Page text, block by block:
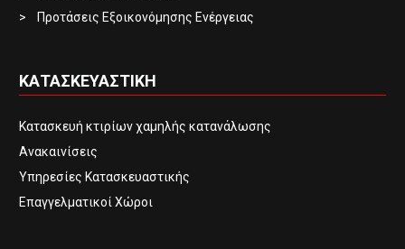
Προτάσεις Εξοικονόμησης Ενέργειας
ΚΑΤΑΣΚΕΥΑΣΤΙΚΗ
Κατασκευή κτιρίων χαμηλής κατανάλωσης
Ανακαινίσεις
Υπηρεσίες Κατασκευαστικής
Επαγγελματικοί Χώροι